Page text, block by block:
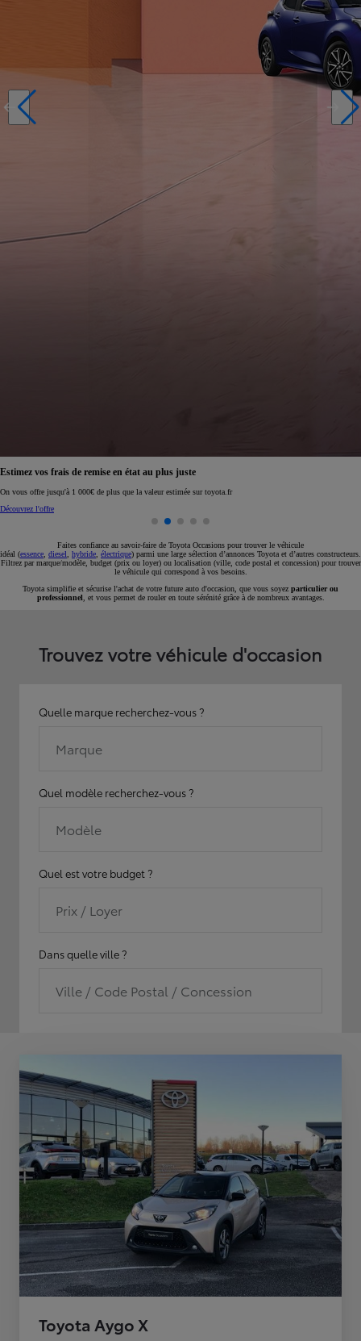
Réservez en ligne votre occasion pour 1€ seulement
Réservez en ligne
Faites confiance au savoir-faire de Toyota Occasions pour trouver le véhicule
idéal (essence diesel hybride électrique) parmi une large sélection d’annonces Toyota et d’autres constructeurs.
Filtrez par marque/modèle, budget (prix ou loyer) ou localisation (ville, code postal et concession) pour trouver
le véhicule qui correspond à vos besoins.
Toyota simplifie et sécurise l'achat de votre future auto d'occasion, que vous soyez particulier ou
professionnel , et vous permet de rouler en toute sérénité grâce à de nombreux avantages.
Trouvez votre véhicule d'occasion
Quelle marque recherchez-vous ?
Marque
Quel modèle recherchez-vous ?
Modèle
Quel est votre budget ?
Prix / Loyer
Dans quelle ville ?
Ville / Code Postal / Concession
Toyota Aygo X